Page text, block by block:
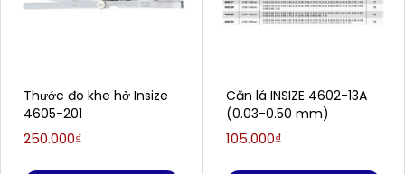
Thước đo khe hở Insize
4605-201
250.000₫
Căn lá INSIZE 4602-13A
(0.03-0.50 mm)
105.000₫